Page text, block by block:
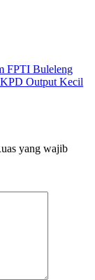
FPTI Buleleng
Output Kecil
yang wajib